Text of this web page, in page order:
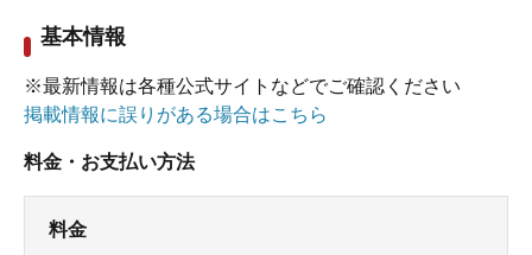
基本情報
※最新情報は各種公式サイトなどでご確認ください
掲載情報に誤りがある場合はこちら
料金・お支払い方法
料金